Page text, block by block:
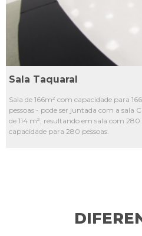
Sala Taquaral
Sala de 166m² com capacidade para 166
pessoas - pode ser juntada com a sala
de 114 m², resultando em sala com 280
capacidade para 280 pessoas.